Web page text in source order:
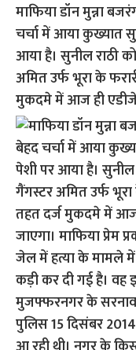
माफिया डॉन मुन्ना
चर्चा में आया कुख्यात
आया है। सुनील राठी
अमित उर्फ भूरा के
मुकदमे में आज ही